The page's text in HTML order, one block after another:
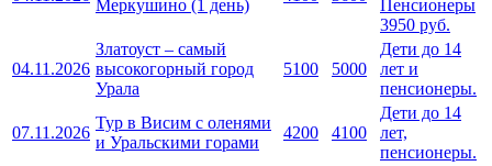
Меркушино (1 день)
Пенсионеры
3950 руб.
04.11.2026
Златоуст – самый
высокогорный город
Урала
5100 5000
Дети до 14
лет и
пенсионеры.
07.11.2026
Тур в Висим с оленями
и Уральскими горами
4200 4100
Дети до 14
лет,
пенсионеры.